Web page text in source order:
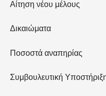
Αίτηση νέου μέλους
Δικαιώματα
Ποσοστά αναπηρίας
Συμβουλευτική